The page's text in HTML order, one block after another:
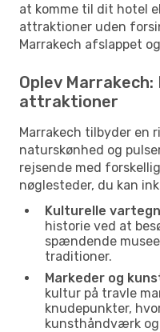
at komme til dit hotel
attraktioner uden
Marrakech afslappet
Oplev
attraktioner
Marrakech tilbyder en
naturskønhed og
rejsende med
nøglesteder, du kan
Kulturelle
historie ved at
spændende
traditioner.
Markeder og
kultur på travle
knudepunkter,
kunsthåndværk og